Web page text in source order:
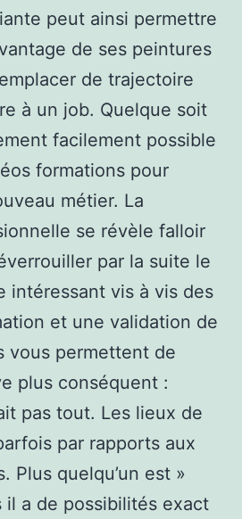
peut ainsi permettre
de ses peintures
de trajectoire
à un job. Quelque soit
facilement possible
formations pour
métier. La
se révèle falloir
par la suite le
intéressant vis à vis des
et une validation de
vous permettent de
plus conséquent :
pas tout. Les lieux de
par rapports aux
Plus quelqu’un est »
il a de possibilités exact